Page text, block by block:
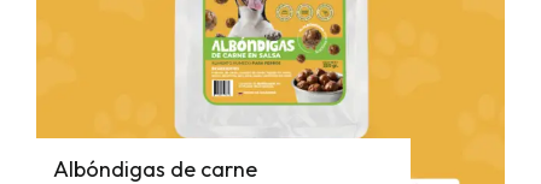
Albóndigas de carne